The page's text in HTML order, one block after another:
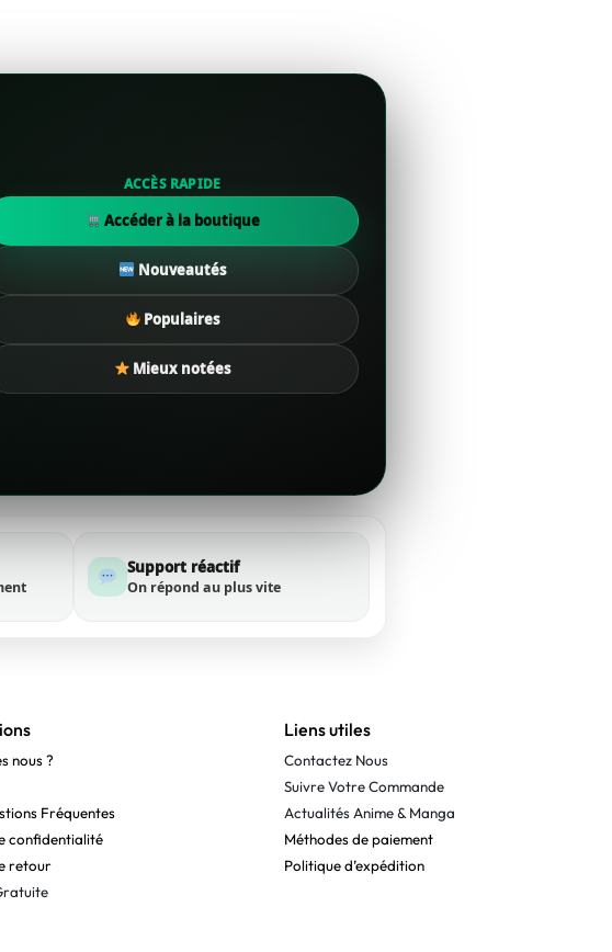
ACCÈS RAPIDE
Accéder à la boutique
Nouveautés
Populaires
Mieux notées
Support réactif
On répond au plus vite
nous ?
Fréquentes
confidentialité
retour
Liens utiles
Contactez Nous
Suivre Votre Commande
Actualités Anime & Manga
Méthodes de paiement
Politique d’expédition